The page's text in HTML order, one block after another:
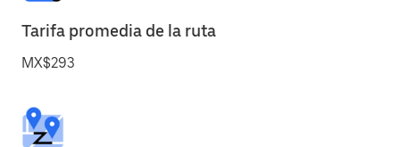
Tarifa promedia de la ruta
MX$293